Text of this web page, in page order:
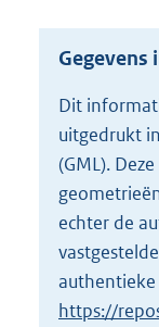
Dit
uitgedrukt
(GML).
echter de
https://